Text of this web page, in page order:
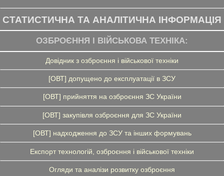
СТАТИСТИЧНА ТА АНАЛІТИЧНА ІНФОРМАЦІЯ
ОЗБРОЄННЯ І ВІЙСЬКОВА ТЕХНІКА:
Довідник з озброєння і військової техніки
[ОВТ] допущено до експлуатації в ЗСУ
[ОВТ] прийняття на озброєння ЗС України
[ОВТ] закупівля озброєння для ЗС України
[ОВТ] надходження до ЗСУ та інших формувань
Експорт технологій, озброєння і військової техніки
Огляди та аналізи розвитку озброєння